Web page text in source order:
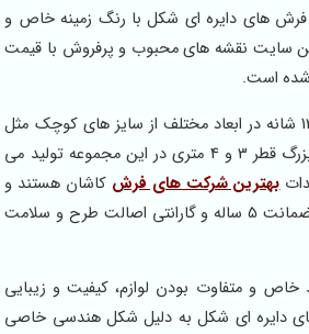
های دایره ای شکل با رنگ زمینه خاص و
سایت نقشه های محبوب و پرفروش با قیمت
شده است.
فرش دایره ای با کیفیت 1200 شانه در ابعاد مختلف از سایز های کوچک مثل
قطر یک متر گرفته تا ابعاد بزرگ قطر 3 و 4 متری در این مجموعه تولید می
بهترین شرکت های فرش کاشان هستند و
لذا کیفیت خوب، دوام بالا، ضمانت 5 ساله و گارانتی اصالت طرح و سلامت
و متفاوت بودن لوازم، کیفیت و زیبایی
دایره ای شکل به دلیل شکل هندسی خاصی